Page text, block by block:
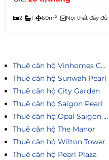
2 1 60m² Nội thất đầy đủ
Thuê căn hộ Vinhomes Central Park
Thuê căn hộ Sunwah Pearl
Thuê căn hộ City Garden
Thuê căn hộ Saigon Pearl
Thuê căn hộ Opal Saigon Pearl
Thuê căn hộ The Manor
Thuê căn hộ Wilton Tower
Thuê căn hộ Pearl Plaza